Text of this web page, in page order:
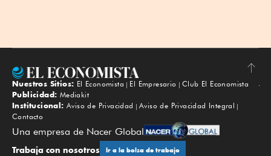
Subir
Nuestros Sitios: El Economista El Empresario
Club El Economista
Publicidad: Mediakit
Institucional: Aviso de Privacidad
Aviso de Privacidad Integral
Contacto
Una empresa de Nacer Global
Trabaja con nosotros Ir a la bolsa de trabajo